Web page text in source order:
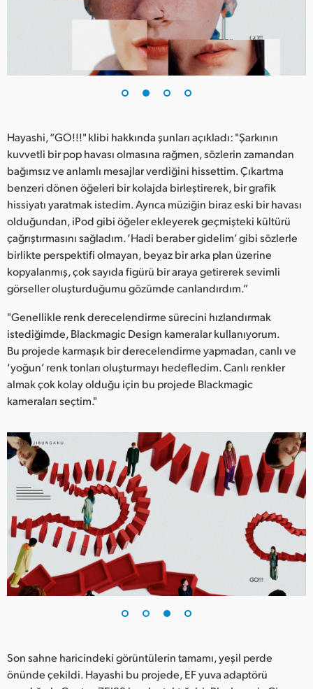
Chinese Taipei
United Kingdom
United States
Hayashi, “GO!!!" klibi hakkında şunları açıkladı: "Şarkının
kuvvetli bir pop havası olmasına rağmen, sözlerin zamandan
bağımsız ve anlamlı mesajlar verdiğini hissettim. Çıkartma
benzeri dönen öğeleri bir kolajda birleştirerek, bir grafik
hissiyatı yaratmak istedim. Ayrıca müziğin biraz eski bir havası
olduğundan, iPod gibi öğeler ekleyerek geçmişteki kültürü
çağrıştırmasını sağladım. ‘Hadi beraber gidelim’ gibi sözlerle
birlikte perspektifi olmayan, beyaz bir arka plan üzerine
kopyalanmış, çok sayıda figürü bir araya getirerek sevimli
görseller oluşturduğumu gözümde canlandırdım.”
"Genellikle renk derecelendirme sürecini hızlandırmak
istediğimde, Blackmagic Design kameralar kullanıyorum.
Bu projede karmaşık bir derecelendirme yapmadan, canlı ve
‘yoğun’ renk tonları oluşturmayı hedefledim. Canlı renkler
almak çok kolay olduğu için bu projede Blackmagic
kameraları seçtim."
Son sahne haricindeki görüntülerin tamamı, yeşil perde
önünde çekildi. Hayashi bu projede, EF yuva adaptörü